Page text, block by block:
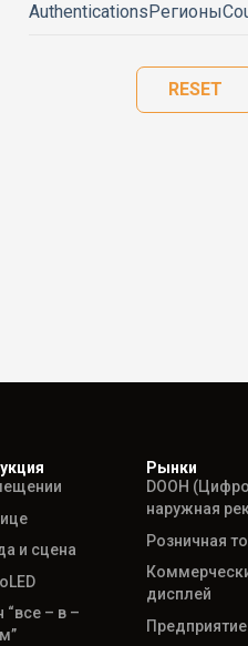
AuthenticationsРегионы
RESET
и сцена
“все – в –
Рынки
DOOH
наружная
Розничная
дисплей
Предприятие